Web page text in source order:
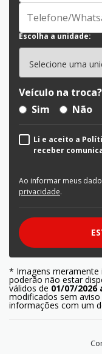
Escolha a unidade:
Veículo na troca?
Sim
Não
Li e aceito a
receber
Ao informar meus
privacidade.
* Imagens meramente
poderão não estar
válidos de 01/07/2026
modificados sem
informações com um